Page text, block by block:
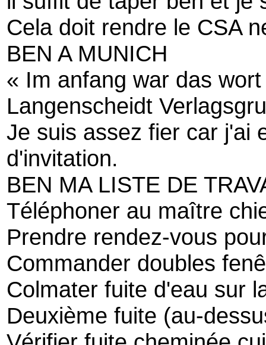
Cela doit rendre le CSA
BEN A MUNICH
« Im anfang war das
Langenscheidt
Je suis assez fier car j'ai
d'invitation.
BEN MA LISTE DE
Téléphoner au maître
Prendre rendez-vous
Commander doubles
Colmater fuite d'eau sur
Deuxième fuite (au-